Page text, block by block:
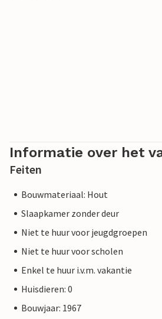
Informatie over het
Feiten
Bouwmateriaal: Hout
Slaapkamer zonder deur
Niet te huur voor jeugdgroepen
Niet te huur voor scholen
Enkel te huur i.v.m. vakantie
Huisdieren: 0
Bouwjaar: 1967